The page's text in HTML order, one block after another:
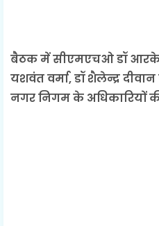
बैठक में सीएमएचओ डॉ आरके
यशवंत वर्मा, डॉ शैलेन्द्र
नगर निगम के अधिकारियों की